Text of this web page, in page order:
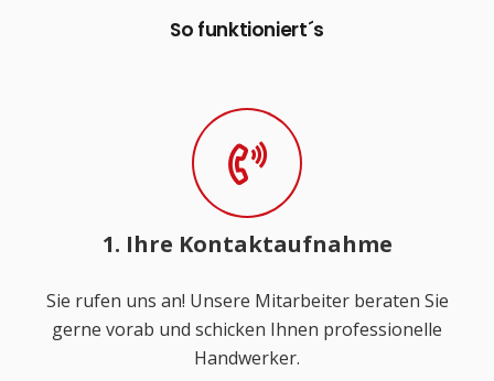
So funktioniert´s
1. Ihre Kontaktaufnahme
Sie rufen uns an! Unsere Mitarbeiter beraten Sie
gerne vorab und schicken Ihnen professionelle
Handwerker.